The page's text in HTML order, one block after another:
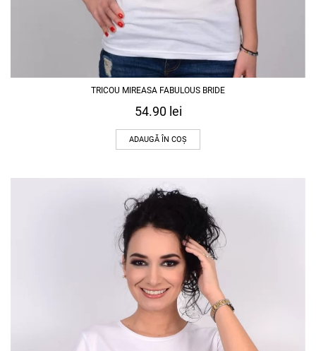
TRICOU MIREASA FABULOUS BRIDE
54.90 lei
ADAUGĂ ÎN COȘ